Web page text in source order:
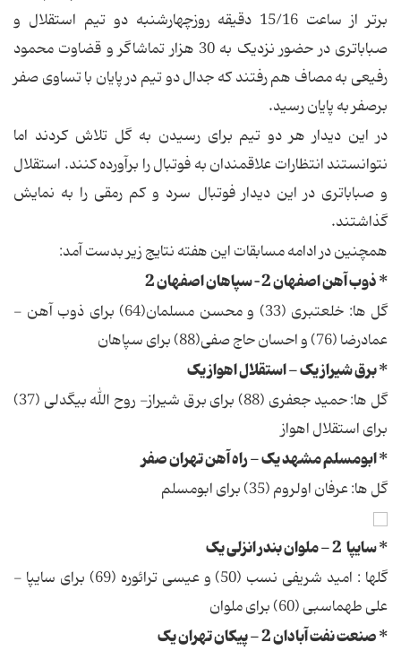
برتر از ساعت 15/16 دقیقه روزچهارشنبه دو تیم استقلال و
صباباتری در حضور نزدیک به 30 هزار تماشاگر و قضاوت محمود
رفیعی به مصاف هم رفتند که جدال دو تیم در پایان با تساوی صفر
برصفر به پایان رسید.
در این دیدار هر دو تیم برای رسیدن به گل تلاش کردند اما
نتوانستند انتظارات علاقمندان به فوتبال را برآورده کنند. استقلال
و صباباتری در این دیدار فوتبال سرد و کم رمقی را به نمایش
گذاشتند.
همچنین در ادامه مسابقات این هفته نتایج زیر بدست آمد:
* ذوب آهن اصفهان 2 – سپاهان اصفهان 2
گل ها: خلعتبری (33) و محسن مسلمان(64) برای ذوب آهن -
عمادرضا (76) و احسان حاج صفی(88) برای سپاهان
* برق شیراز یک - استقلال اهواز یک
گل ها: حمید جعفری (88) برای برق شیراز- روح الله بیگدلی (37)
برای استقلال اهواز
* ابومسلم مشهد یک - راه آهن تهران صفر
گل ها: عرفان اولروم (35) برای ابومسلم
* سایپا 2 - ملوان بندر انزلی یک
گلها : امید شریفی نسب (50) و عیسی ترائوره (69) برای سایپا -
علی طهماسبی (60) برای ملوان
* صنعت نفت آبادان 2 - پیکان تهران یک